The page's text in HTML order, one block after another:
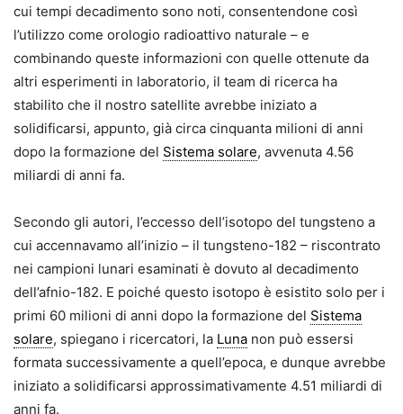
cui tempi decadimento sono noti, consentendone così
l’utilizzo come orologio radioattivo naturale – e
combinando queste informazioni con quelle ottenute da
altri esperimenti in laboratorio, il team di ricerca ha
stabilito che il nostro satellite avrebbe iniziato a
solidificarsi, appunto, già circa cinquanta milioni di anni
dopo la formazione del Sistema solare, avvenuta 4.56
miliardi di anni fa.
Secondo gli autori, l’eccesso dell’isotopo del tungsteno a
cui accennavamo all’inizio – il tungsteno-182 – riscontrato
nei campioni lunari esaminati è dovuto al decadimento
dell’afnio-182. E poiché questo isotopo è esistito solo per i
primi 60 milioni di anni dopo la formazione del Sistema
solare, spiegano i ricercatori, la Luna non può essersi
formata successivamente a quell’epoca, e dunque avrebbe
iniziato a solidificarsi approssimativamente 4.51 miliardi di
anni fa.